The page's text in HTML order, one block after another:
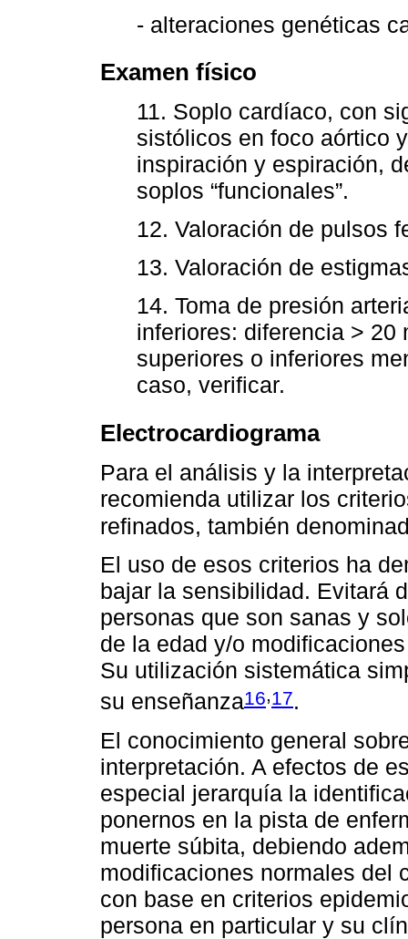
- alteraciones genéticas
Examen físico
11. Soplo cardíaco, con
sistólicos en foco aórtico
inspiración y espiración,
soplos “funcionales”.
12. Valoración de pulsos
13. Valoración de
14. Toma de presión
inferiores: diferencia > 20
superiores o inferiores
caso, verificar.
Electrocardiograma
Para el análisis y la
recomienda utilizar los
refinados, también
El uso de esos criterios ha
bajar la sensibilidad. Evitará
personas que son sanas y
de la edad y/o
Su utilización sistemática
su enseñanza16,17.
El conocimiento general
interpretación. A efectos de
especial jerarquía la
ponernos en la pista de
muerte súbita, debiendo
modificaciones normales del
con base en criterios
persona en particular y su